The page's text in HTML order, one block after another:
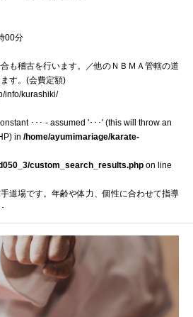
00分
も稽古を行います。／他のＮＢＭＡ管轄の道
す。(会費定額)
info/kurashiki/
･･･ - assumed '･･･' (this will throw an
in /home/ayumimariage/karate-
custom_search_results.php on line
道場です。年齢や体力、個性に合わせて指導